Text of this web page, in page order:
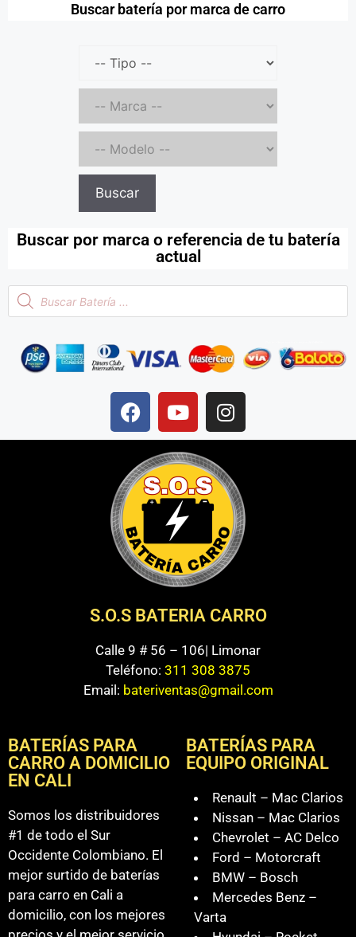
Buscar batería por marca de carro
Buscar
Buscar por marca o referencia de tu batería
actual
S.O.S BATERIA CARRO
Calle 9 # 56 – 106| Limonar
Teléfono: 311 308 3875
Email: bateriventas@gmail.com
BATERÍAS PARA
CARRO A DOMICILIO
EN CALI
Somos los distribuidores
#1 de todo el Sur
Occidente Colombiano. El
mejor surtido de baterías
para carro en Cali a
domicilio, con los mejores
BATERÍAS PARA
EQUIPO ORIGINAL
Renault – Mac Clarios
Nissan – Mac Clarios
Chevrolet – AC Delco
Ford – Motorcraft
BMW – Bosch
Mercedes Benz –
Varta